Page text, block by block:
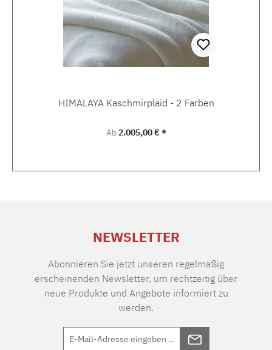
HIMALAYA Kaschmirplaid - 2 Farben
Regulärer Preis:
Ab2.005,00 € *
NEWSLETTER
Abonnieren Sie jetzt unseren regelmäßig
erscheinenden Newsletter, um rechtzeitig über
neue Produkte und Angebote informiert zu
werden.